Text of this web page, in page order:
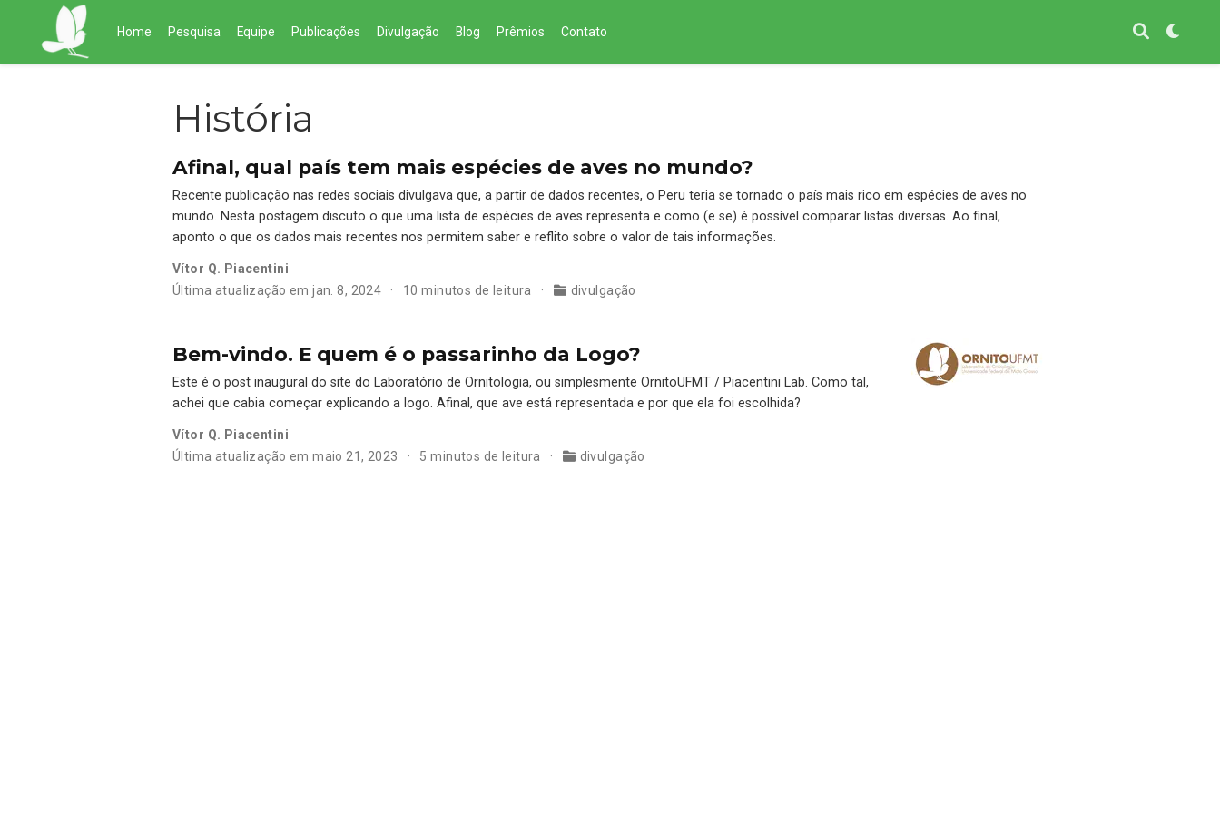
Home Pesquisa Equipe Publicações Divulgação Blog Prêmios Contato
História
Afinal, qual país tem mais espécies de aves no mundo?
Recente publicação nas redes sociais divulgava que, a partir de dados recentes, o Peru teria se tornado o país mais rico em espécies de aves no
mundo. Nesta postagem discuto o que uma lista de espécies de aves representa e como (e se) é possível comparar listas diversas. Ao final,
aponto o que os dados mais recentes nos permitem saber e reflito sobre o valor de tais informações.
Vítor Q. Piacentini
Última atualização em jan. 8, 2024
10 minutos de leitura divulgação
Bem-vindo. E quem é o passarinho da Logo?
Este é o post inaugural do site do Laboratório de Ornitologia, ou simplesmente OrnitoUFMT / Piacentini Lab. Como tal,
achei que cabia começar explicando a logo. Afinal, que ave está representada e por que ela foi escolhida?
Vítor Q. Piacentini
Última atualização em maio 21, 2023
5 minutos de leitura divulgação